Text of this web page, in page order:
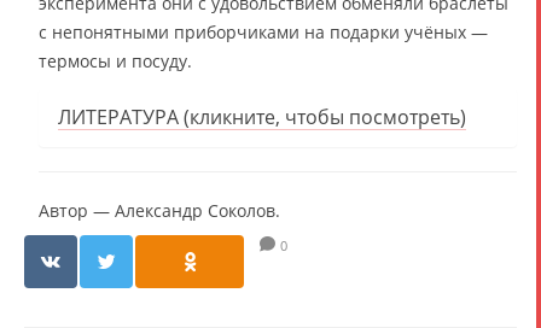
с непонятными приборчиками на подарки учёных —
термосы и посуду.
ЛИТЕРАТУРА (кликните, чтобы посмотреть)
Автор — Александр Соколов.
0